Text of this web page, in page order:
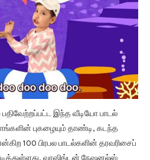
இந்த வீடியோ பாடல்
புகழையும் தாண்டி, கடந்த
100 பிரபல பாடல்களின் தரவரிசைப்